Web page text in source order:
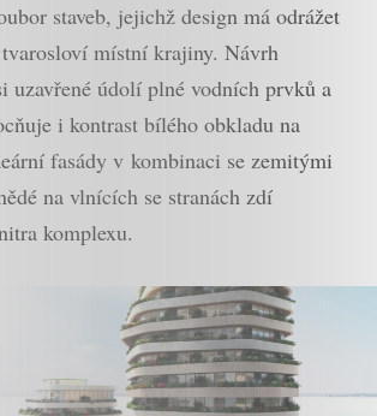
staveb, jejichž design má odrážet
místní krajiny. Návrh
uzavřené údolí plné vodních prvků a
i kontrast bílého obkladu na
fasády v kombinaci se zemitými
na vlnících se stranách zdí
komplexu.